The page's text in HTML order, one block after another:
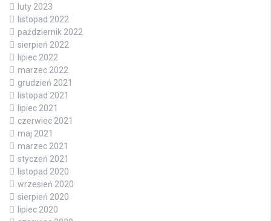
luty 2023
listopad 2022
październik 2022
sierpień 2022
lipiec 2022
marzec 2022
grudzień 2021
listopad 2021
lipiec 2021
czerwiec 2021
maj 2021
marzec 2021
styczeń 2021
listopad 2020
wrzesień 2020
sierpień 2020
lipiec 2020